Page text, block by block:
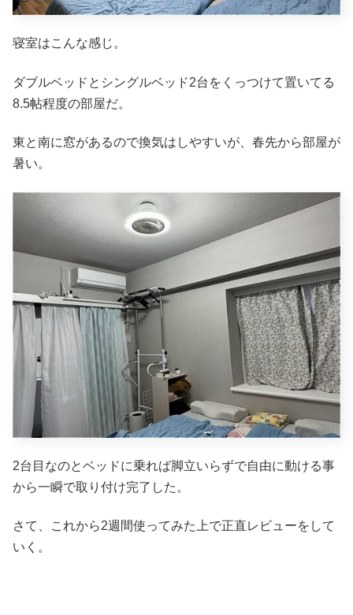
寝室はこんな感じ。
ダブルベッドとシングルベッド2台をくっつけて置いてる
8.5帖程度の部屋だ。
東と南に窓があるので換気はしやすいが、春先から部屋が
暑い。
2台目なのとベッドに乗れば脚立いらずで自由に動ける事
から一瞬で取り付け完了した。
さて、これから2週間使ってみた上で正直レビューをして
いく。